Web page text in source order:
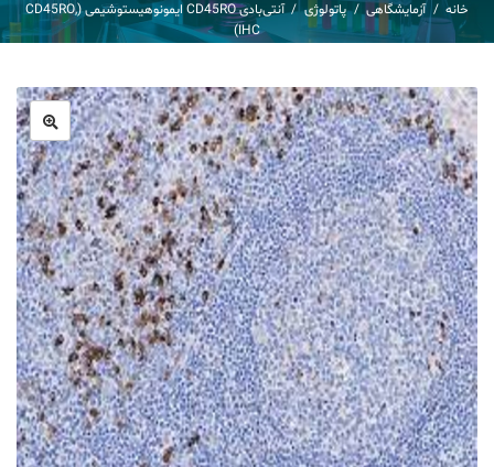
خانه / آزمایشگاهی / پاتولوژی /
آنتی‌بادی CD45RO ایمونوهیستوشیمی (CD45RO,
IHC)